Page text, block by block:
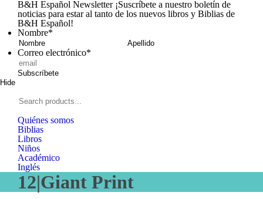
B&H Español Newsletter ¡Suscríbete a nuestro boletín de
noticias para estar al tanto de los nuevos libros y Biblias de
B&H Español!
Nombre*
Nombre
Correo electrónico*
Subscríbete
Hide
Español
Quiénes somos
Biblias
Libros
Niños
Académico
Inglés
12|Giant Print